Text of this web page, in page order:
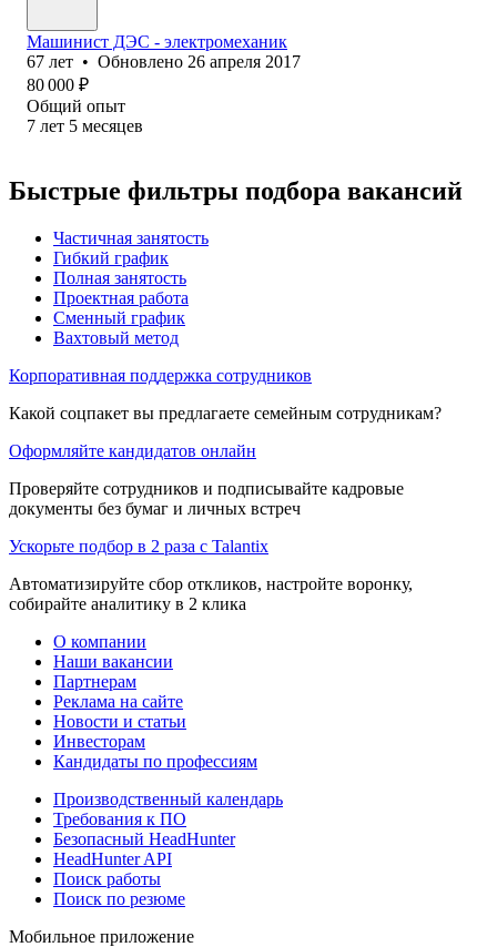
Машинист ДЭС - электромеханик
67 лет • Обновлено 26 апреля 2017
80 000 ₽
Общий опыт
7 лет 5 месяцев
Быстрые фильтры подбора вакансий
Частичная занятость
Гибкий график
Полная занятость
Проектная работа
Сменный график
Вахтовый метод
Корпоративная поддержка сотрудников
Какой соцпакет вы предлагаете семейным сотрудникам?
Оформляйте кандидатов онлайн
Проверяйте сотрудников и подписывайте кадровые
документы без бумаг и личных встреч
Ускорьте подбор в 2 раза с Talantix
Автоматизируйте сбор откликов, настройте воронку,
собирайте аналитику в 2 клика
О компании
Наши вакансии
Партнерам
Реклама на сайте
Новости и статьи
Инвесторам
Кандидаты по профессиям
Производственный календарь
Требования к ПО
Безопасный HeadHunter
HeadHunter API
Поиск работы
Поиск по резюме
Мобильное приложение